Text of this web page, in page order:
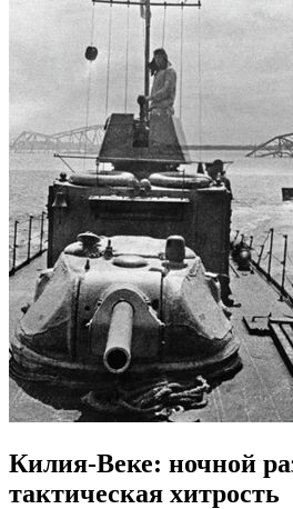
Килия-Веке: ночной
тактическая хитрость